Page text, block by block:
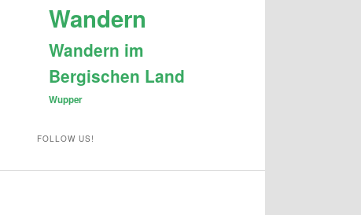
Wandern
Wandern im
Bergischen Land
Wupper
FOLLOW US!